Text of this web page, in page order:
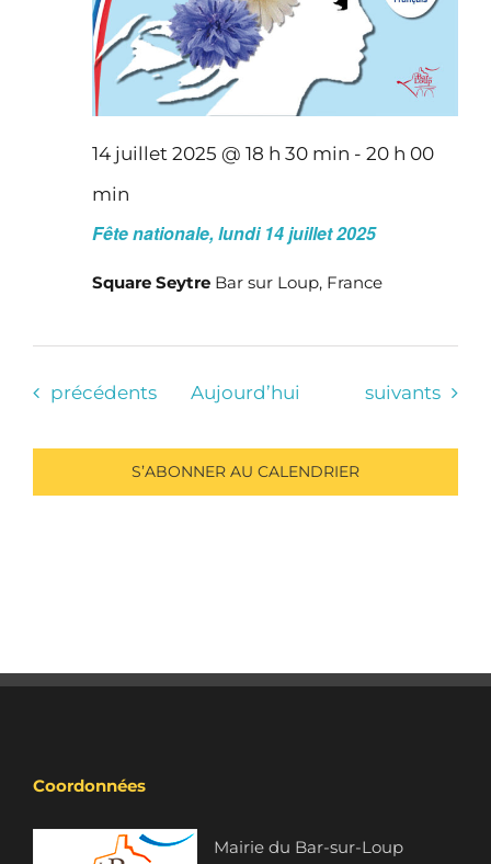
14 juillet 2025 @ 18 h 30 min - 20 h 00
min
Fête nationale, lundi 14 juillet 2025
Square Seytre Bar sur Loup, France
Évènements
précédents Aujourd’hui Évènements
suivants
S’ABONNER AU CALENDRIER
Coordonnées
Mairie du Bar-sur-Loup